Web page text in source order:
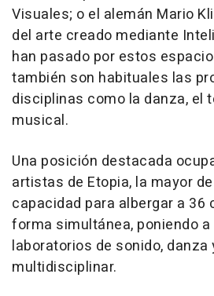
Visuales; o el alemán Mario
del arte creado mediante
han pasado por estos
también son habituales las
disciplinas como la danza, el
musical.
Una posición destacada
artistas de Etopia, la mayor
capacidad para albergar a 36
forma simultánea, poniendo
laboratorios de sonido, danza
multidisciplinar.